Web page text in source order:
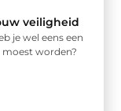
veiligheid
je wel eens een
worden?